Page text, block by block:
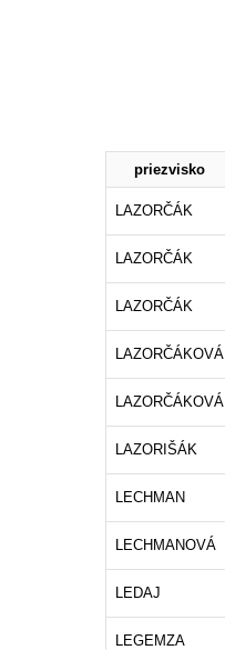
priezvisko
LAZORČÁK
LAZORČÁK
LAZORČÁK
LAZORČÁKOVÁ
LAZORČÁKOVÁ
LAZORIŠÁK
LECHMAN
LECHMANOVÁ
LEDAJ
LEGEMZA